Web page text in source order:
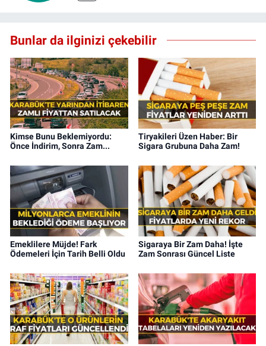
Bunlar da ilginizi çekebilir
Kimse Bunu Beklemiyordu:
Önce İndirim, Sonra Zam...
Tiryakileri Üzen Haber: Bir
Sigara Grubuna Daha Zam!
Emeklilere Müjde! Fark
Ödemeleri İçin Tarih Belli Oldu
Sigaraya Bir Zam Daha! İşte
Zam Sonrası Güncel Liste